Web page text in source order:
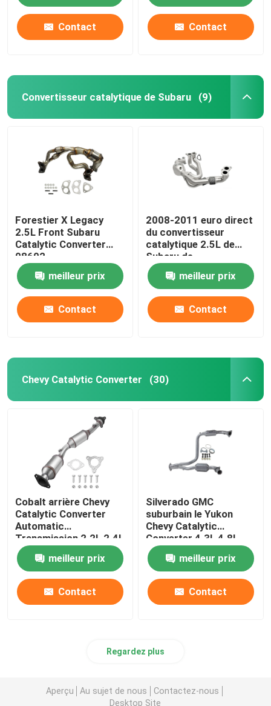
Contact Contact
Convertisseur catalytique de Subaru (9)
Forestier X Legacy
2.5L Front Subaru
Catalytic Converter
08602
meilleur prix
Contact
2008-2011 euro direct
du convertisseur
catalytique 2.5L de
Subaru de
remplacement 3 4 5
meilleur prix
Contact
Chevy Catalytic Converter (30)
Cobalt arrière Chevy
Catalytic Converter
Automatic
Transmission 2.2L 2.4L
19421
meilleur prix
Contact
Silverado GMC
suburbain le Yukon
Chevy Catalytic
Converter 4.3L 4.8L
5.3L
meilleur prix
Contact
Regardez plus
Aperçu Au sujet de nous
Contactez-nous
Desktop Site